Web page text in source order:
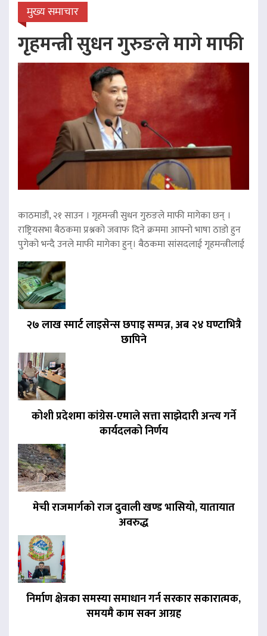
मुख्य समाचार
गृहमन्त्री सुधन गुरुङले मागे माफी
काठमाडौं, २१ साउन । गृहमन्त्री सुधन गुरुङले माफी मागेका छन् ।
राष्ट्रियसभा बैठकमा प्रश्नको जवाफ दिने क्रममा आफ्नो भाषा ठाडो हुन
पुगेको भन्दै उनले माफी मागेका हुन्। बैठकमा सांसदलाई गृहमन्त्रीलाई
२७ लाख स्मार्ट लाइसेन्स छपाइ सम्पन्न, अब २४ घण्टाभित्रै
छापिने
कोशी प्रदेशमा कांग्रेस-एमाले सत्ता साझेदारी अन्त्य गर्ने
कार्यदलको निर्णय
मेची राजमार्गको राज दुवाली खण्ड भासियो, यातायात
अवरुद्ध
निर्माण क्षेत्रका समस्या समाधान गर्न सरकार सकारात्मक,
समयमै काम सक्न आग्रह